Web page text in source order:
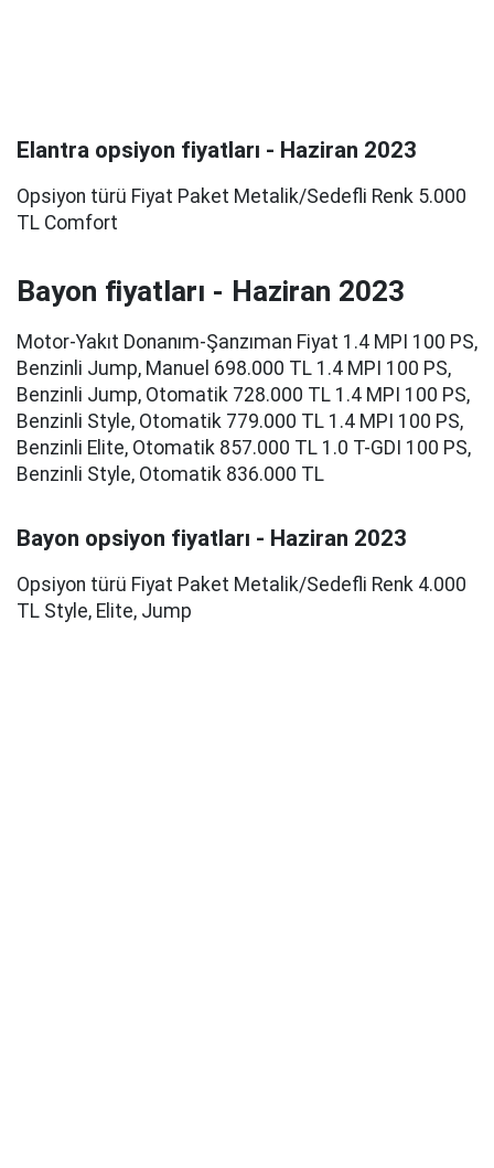
Elantra opsiyon fiyatları - Haziran 2023
Opsiyon türü Fiyat Paket Metalik/Sedefli Renk 5.000
TL Comfort
Bayon fiyatları - Haziran 2023
Motor-Yakıt Donanım-Şanzıman Fiyat 1.4 MPI 100 PS,
Benzinli Jump, Manuel 698.000 TL 1.4 MPI 100 PS,
Benzinli Jump, Otomatik 728.000 TL 1.4 MPI 100 PS,
Benzinli Style, Otomatik 779.000 TL 1.4 MPI 100 PS,
Benzinli Elite, Otomatik 857.000 TL 1.0 T-GDI 100 PS,
Benzinli Style, Otomatik 836.000 TL
Bayon opsiyon fiyatları - Haziran 2023
Opsiyon türü Fiyat Paket Metalik/Sedefli Renk 4.000
TL Style, Elite, Jump